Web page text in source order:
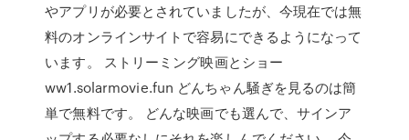
やアプリが必要とされていましたが、今現在では無
料のオンラインサイトで容易にできるようになって
います。 ストリーミング映画とショー
ww1.solarmovie.fun どんちゃん騒ぎを見るのは簡
単で無料です。 どんな映画でも選んで、サインア